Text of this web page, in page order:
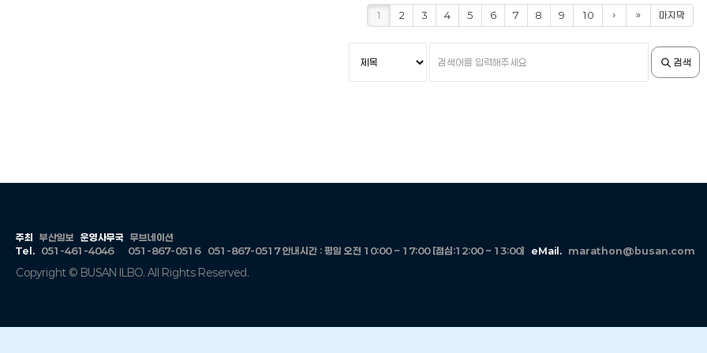
1 2 3 4 5 6 7 8 9 10 › » 마지막
조
어
검색
주최 부산일보 운영사무국
무브네이션
Tel.
051-461-4046 051-867-0516 051-867-0517안내시간 : 평일 오전 10:00 ~ 17:00 [점심:12:00 ~ 13:00] eMail. marathon@busan.com
Copyright © BUSAN ILBO. All Rights Reserved.